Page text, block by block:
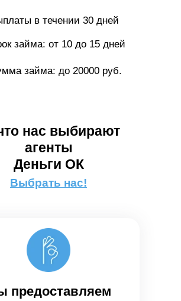
в течении 30 дней
займа: от 10 до 15 дней
займа: до 20000 руб.
нас выбирают
агенты
Деньги ОК
Выбрать нас!
предоставляем